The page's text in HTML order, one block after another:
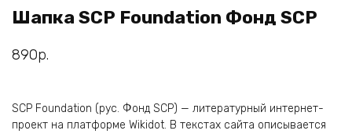
Шапка SCP Foundation Фонд SCP
890р.
SCP Foundation (рус. Фонд SCP) — литературный интернет-
проект на платформе Wikidot. В текстах сайта описывается